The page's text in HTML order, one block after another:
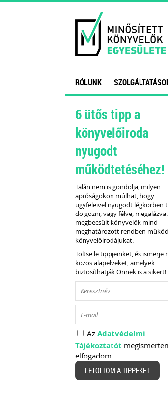
RÓLUNK
6 ütős tipp a
könyvelőiroda
nyugodt
működtetéséhez!
Talán nem is gondolja, milyen
apróságokon múlhat, hogy
ügyfeleivel nyugodt légkörben
dolgozni, vagy félve,
megbecsült könyvelők mind
meghatározott rendben
könyvelőirodájukat.
Töltse le tippjeinket, és ismerje
közös alapelveket, amelyek
biztosíthatják Önnek is a sikert!
Az Adatvédelmi
Tájékoztatót
elfogadom
LETÖLTÖM A TIPPEKET